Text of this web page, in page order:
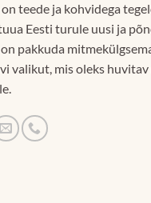
teede ja kohvidega
Eesti turule uusi ja
pakkuda
valikut, mis oleks